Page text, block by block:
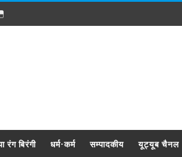
रंग बिरंगी धर्म-कर्म सम्पादकीय यूट्यूब चैनल